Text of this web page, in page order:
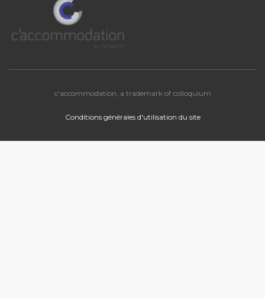
c'accommodation, a trademark of colloquium
Conditions générales d'utilisation du site